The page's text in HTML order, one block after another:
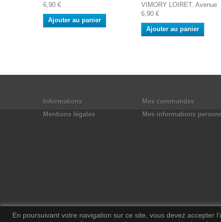
6,90 €
Ajouter au panier
VIMORY LOIRET. Avenue
6,90 €
Ajouter au panier
Informations
Mentions légales
Mes commandes
Mes informations
En poursuivant votre navigation sur ce site, vous devez accepter